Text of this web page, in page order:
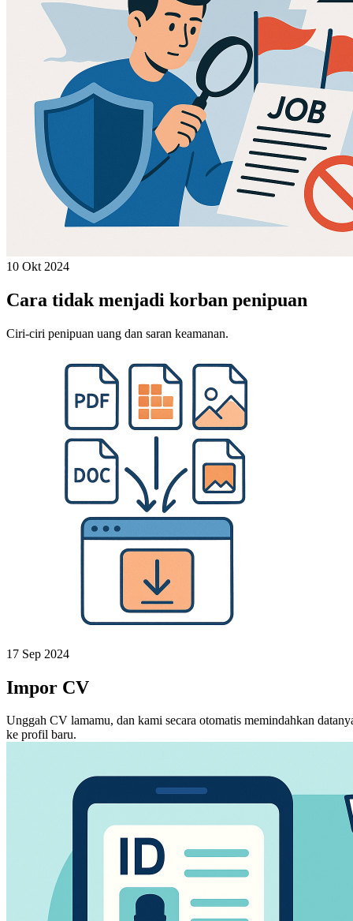
10 Okt 2024
Cara tidak menjadi korban penipuan
Ciri-ciri penipuan uang dan saran keamanan.
17 Sep 2024
Impor CV
Unggah CV lamamu, dan kami secara otomatis memindahkan
ke profil baru.